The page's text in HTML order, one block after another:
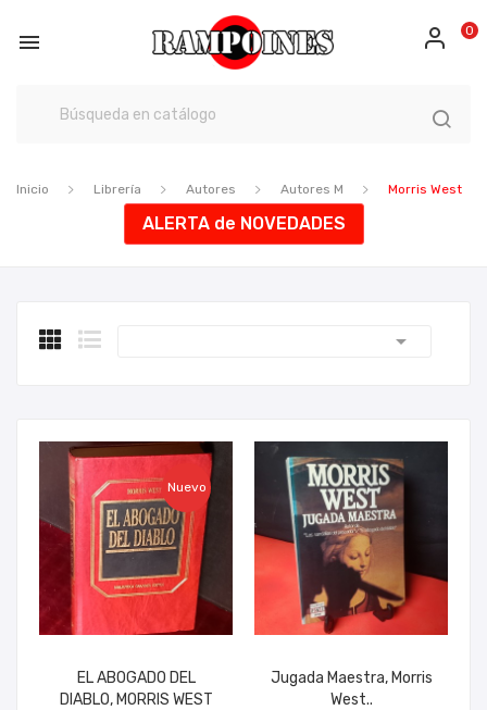
 0
Inicio Librería Autores Autores M Morris West
ALERTA de NOVEDADES

Nuevo
EL ABOGADO DEL
DIABLO, MORRIS WEST
Jugada Maestra, Morris
West..